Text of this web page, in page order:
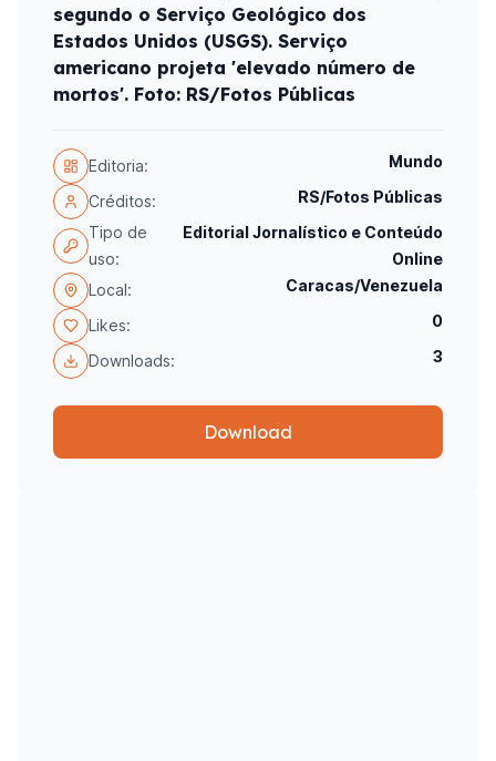
segundo o Serviço Geológico dos
Estados Unidos (USGS). Serviço
americano projeta 'elevado número de
mortos'. Foto: RS/Fotos Públicas
Editoria: Mundo
Créditos:
RS/Fotos Públicas
Tipo de
uso:
Editorial Jornalístico e Conteúdo
Online
Local:
Caracas/Venezuela
Likes: 0
Downloads: 3
Download